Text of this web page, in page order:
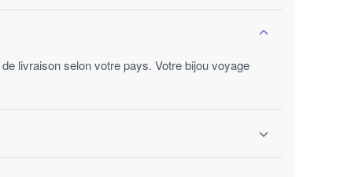
de livraison selon votre pays. Votre bijou voyage